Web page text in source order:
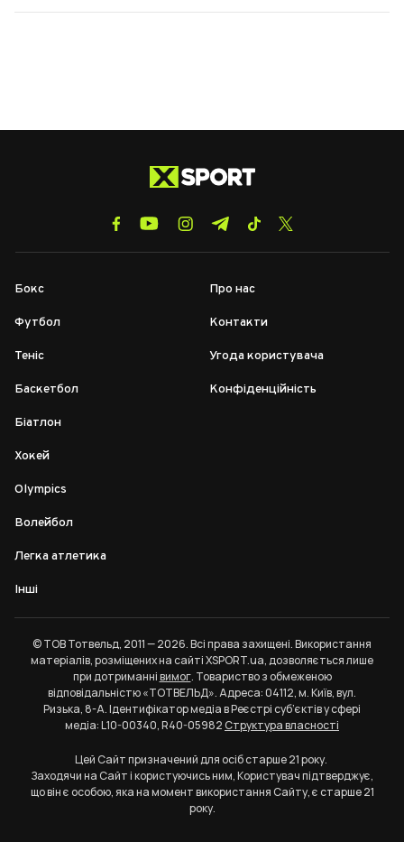
Бокс
Футбол
Теніс
Баскетбол
Біатлон
Хокей
Olympics
Волейбол
Легка атлетика
Інші
Про нас
Контакти
Угода користувача
Конфіденційність
© ТОВ Тотвельд, 2011 — 2026. Всі права захищені. Використання
матеріалів, розміщених на сайті XSPORT.ua, дозволяється лише
при дотриманнівимог. Товариство з обмеженою
відповідальністю «ТОТВЕЛЬД». Адреса: 04112, м. Київ, вул.
Ризька, 8-А. Ідентифікатор медіа в Реєстрі суб’єктів у сфері
медіа: L10-00340, R40-05982Структура власності
Цей Сайт призначений для осіб старше 21 року.
Заходячи на Сайт і користуючись ним, Користувач підтверджує,
що він є особою, яка на момент використання Сайту, є старше 21
року.